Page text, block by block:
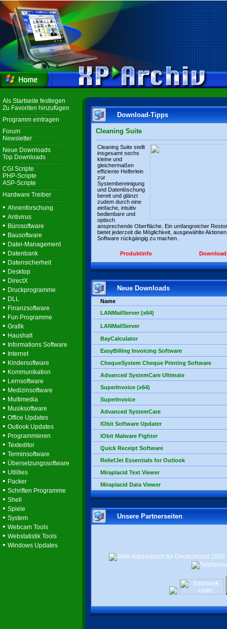
Als Startseite festlegen
Zu Favoriten hinzufügen
Programm eintragen
Forum
Newsletter
Neue Downloads
Top Downloads
CGI Scripte
PHP-Scripte
ASP-Scripte
Hardware Treiber
• Ahnenforschung
• Antivirus
• Bürosoftware
• Bausoftware
• Datei-Management
• Datenbank
• Datensicherheit
• Desktop
• DirectX
• Druckprogramme
• DLL
• Finanzsoftware
• Fun Programme
• Grafik
• Haushalt
• Informations Software
• Internet
• Kindersoftware
• Kommunikation
• Lernsoftware
• Medizinsoftware
• Multimedia
• Musiksoftware
• Office Updates
• Outlook Updates
• Programmieren
• Texteditor
• Terminsoftware
• Übersetzungssoftware
• Utilities
• Packer
• Schriften Programme
• Shell
• Spiele
• System
• Webcam Tools
• Webstatistik Tools
• Windows Updates
Download-Tipps
Cleaning Suite
Cleaning Suite stellt
insgesamt sechs
kleine und
gleichermaßen
effiziente Helferlein
zur
Systembereinigung
und Datenlöschung
bereit und glänzt
zudem durch eine
einfache, intuitiv
bedienbare und
optisch
ansprechende Oberfläche. Ein umfangreicher
bietet jederzeit die Möglichkeit, ausgewählte
Software rückgängig zu machen.
Produktinfo Download
Neue Downloads
Name
LANMailServer (x64)
LANMailServer
BayCalculator
EasyBilling Invoicing Software
ChequeSystem Cheque Printing Software
Advanced SystemCare Ultimate
SuperInvoice (x64)
SuperInvoice
Advanced SystemCare
IObit Software Updater
IObit Malware Fighter
Quick Receipt Software
ReliefJet Essentials for Outlook
Miraplacid Text Viewer
Miraplacid Data Viewer
Unsere Partnerseiten